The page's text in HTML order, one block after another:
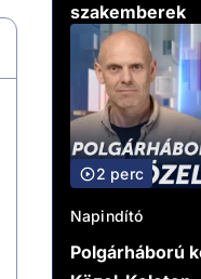
szakemberek
2 perc
Napindító
Polgárháború